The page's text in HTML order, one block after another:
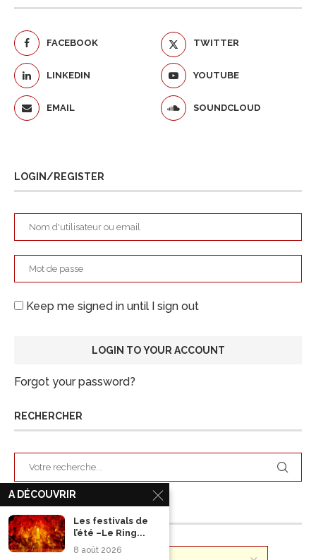
FACEBOOK TWITTER
LINKEDIN YOUTUBE
EMAIL SOUNDCLOUD
LOGIN/REGISTER
Keep me signed in until I sign out
Forgot your password?
RECHERCHER
ARCHIVES
A DÉCOUVRIR
Les festivals de
l’été –Le Ring...
8 août 2026